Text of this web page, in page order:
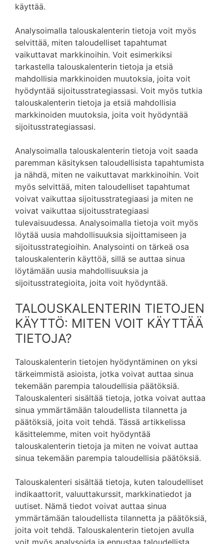
käyttää.
Analysoimalla talouskalenterin tietoja voit myös
selvittää, miten taloudelliset tapahtumat
vaikuttavat markkinoihin. Voit esimerkiksi
tarkastella talouskalenterin tietoja ja etsiä
mahdollisia markkinoiden muutoksia, joita voit
hyödyntää sijoitusstrategiassasi. Voit myös tutkia
talouskalenterin tietoja ja etsiä mahdollisia
markkinoiden muutoksia, joita voit hyödyntää
sijoitusstrategiassasi.
Analysoimalla talouskalenterin tietoja voit saada
paremman käsityksen taloudellisista tapahtumista
ja nähdä, miten ne vaikuttavat markkinoihin. Voit
myös selvittää, miten taloudelliset tapahtumat
voivat vaikuttaa sijoitusstrategiaasi ja miten ne
voivat vaikuttaa sijoitusstrategiaasi
tulevaisuudessa. Analysoimalla tietoja voit myös
löytää uusia mahdollisuuksia sijoittamiseen ja
sijoitusstrategioihin. Analysointi on tärkeä osa
talouskalenterin käyttöä, sillä se auttaa sinua
löytämään uusia mahdollisuuksia ja
sijoitusstrategioita, joita voit hyödyntää.
TALOUSKALENTERIN TIETOJEN
KÄYTTÖ: MITEN VOIT KÄYTTÄÄ
TIETOJA?
Talouskalenterin tietojen hyödyntäminen on yksi
tärkeimmistä asioista, jotka voivat auttaa sinua
tekemään parempia taloudellisia päätöksiä.
Talouskalenteri sisältää tietoja, jotka voivat auttaa
sinua ymmärtämään taloudellista tilannetta ja
päätöksiä, joita voit tehdä. Tässä artikkelissa
käsittelemme, miten voit hyödyntää
talouskalenterin tietoja ja miten ne voivat auttaa
sinua tekemään parempia taloudellisia päätöksiä.
Talouskalenteri sisältää tietoja, kuten taloudelliset
indikaattorit, valuuttakurssit, markkinatiedot ja
uutiset. Nämä tiedot voivat auttaa sinua
ymmärtämään taloudellista tilannetta ja päätöksiä,
joita voit tehdä. Talouskalenterin tietojen avulla
voit myös analysoida ja ennustaa taloudellista